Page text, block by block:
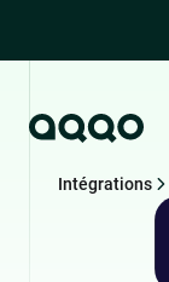
Intégrations